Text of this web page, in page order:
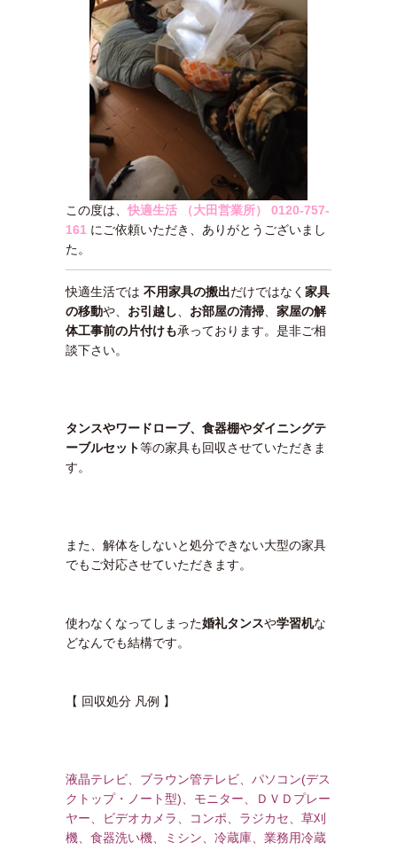
この度は、快適生活 （大田営業所）
0120-757-
161 にご依頼いただき、ありがとうございまし
た。
快適生活では 不用家具の搬出だけではなく 家具
の移動や、 お引越し お部屋の清掃
家屋の解
体工事前の片付けも承っております。是非ご相
談下さい。
タンスやワードローブ、食器棚やダイニングテ
ーブルセット等の家具も回収させていただきま
す。
また、解体をしないと処分できない大型の家具
でもご対応させていただきます。
使わなくなってしまった婚礼タンスや学習机な
どなんでも結構です。
【 回収処分 凡例 】
液晶テレビ、ブラウン管テレビ、パソコン(デス
クトップ・ノート型)、モニター、ＤＶＤプレー
ヤー、ビデオカメラ、コンポ、ラジカセ、草刈
機、食器洗い機、ミシン、冷蔵庫、業務用冷蔵